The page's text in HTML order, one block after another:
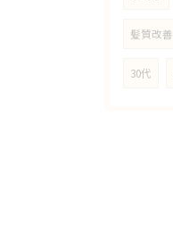
髪質改善
30代